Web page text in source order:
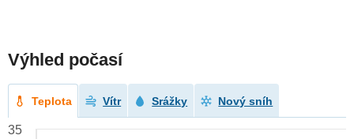
Výhled počasí
Teplota Vítr Srážky Nový sníh
35